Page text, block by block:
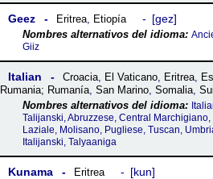
Geez Eritrea, Etiopía gez
Giiz
Italian Croacia, El Vaticano, Eritrea,
Rumania; Rumanía, San Marino, Somalia,
Talijanski, Abruzzese, Central
Laziale, Molisano, Pugliese, Tuscan,
Italijanski, Talyaaniga
Kunama Eritrea kun